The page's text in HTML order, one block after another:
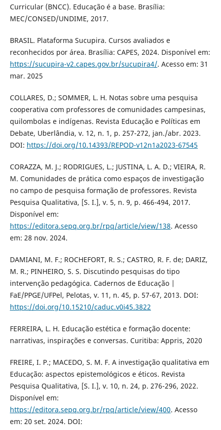
Curricular (BNCC). Educação é a base. Brasília:
MEC/CONSED/UNDIME, 2017.
BRASIL. Plataforma Sucupira. Cursos avaliados e
reconhecidos por área. Brasília: CAPES, 2024. Disponível em:
https://sucupira-v2.capes.gov.br/sucupira4/. Acesso em: 31
mar. 2025
COLLARES, D.; SOMMER, L. H. Notas sobre uma pesquisa
cooperativa com professores de comunidades campesinas,
quilombolas e indígenas. Revista Educação e Políticas em
Debate, Uberlândia, v. 12, n. 1, p. 257-272, jan./abr. 2023.
DOI: https://doi.org/10.14393/REPOD-v12n1a2023-67545
CORAZZA, M. J.; RODRIGUES, L.; JUSTINA, L. A. D.; VIEIRA, R.
M. Comunidades de prática como espaços de investigação
no campo de pesquisa formação de professores. Revista
Pesquisa Qualitativa, [S. I.], v. 5, n. 9, p. 466-494, 2017.
Disponível em:
https://editora.sepq.org.br/rpq/article/view/138. Acesso
em: 28 nov. 2024.
DAMIANI, M. F.; ROCHEFORT, R. S.; CASTRO, R. F. de; DARIZ,
M. R.; PINHEIRO, S. S. Discutindo pesquisas do tipo
intervenção pedagógica. Cadernos de Educação |
FaE/PPGE/UFPel, Pelotas, v. 11, n. 45, p. 57-67, 2013. DOI:
https://doi.org/10.15210/caduc.v0i45.3822
FERREIRA, L. H. Educação estética e formação docente:
narrativas, inspirações e conversas. Curitiba: Appris, 2020
FREIRE, I. P.; MACEDO, S. M. F. A investigação qualitativa em
Educação: aspectos epistemológicos e éticos. Revista
Pesquisa Qualitativa, [S. I.], v. 10, n. 24, p. 276-296, 2022.
Disponível em:
https://editora.sepq.org.br/rpq/article/view/400. Acesso
em: 20 set. 2024. DOI: